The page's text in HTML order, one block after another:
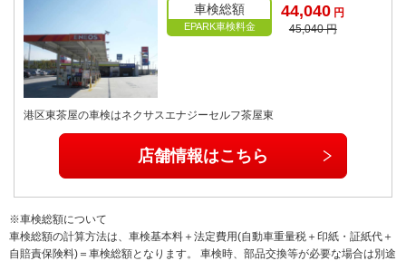
車検総額
EPARK車検料金
44,040 円
45,040 円
港区東茶屋の車検はネクサスエナジーセルフ茶屋東
店舗情報はこちら
※車検総額について
車検総額の計算方法は、車検基本料＋法定費用(自動車重量税＋印紙・証紙代＋
自賠責保険料)＝車検総額となります。 車検時、部品交換等が必要な場合は別途